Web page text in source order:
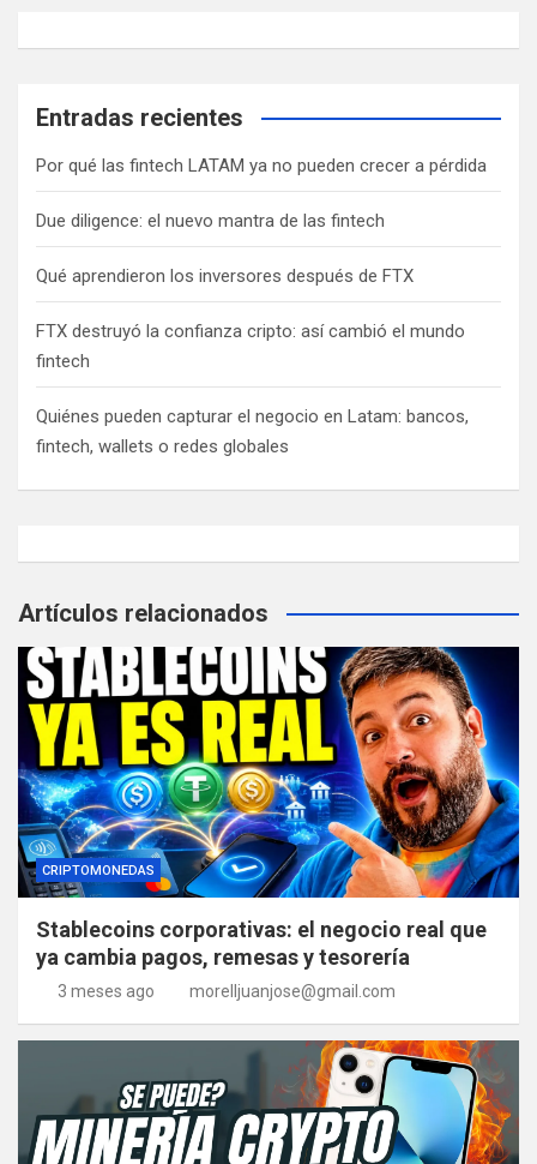
Entradas recientes
Por qué las fintech LATAM ya no pueden crecer a pérdida
Due diligence: el nuevo mantra de las fintech
Qué aprendieron los inversores después de FTX
FTX destruyó la confianza cripto: así cambió el mundo
fintech
Quiénes pueden capturar el negocio en Latam: bancos,
fintech, wallets o redes globales
Artículos relacionados
CRIPTOMONEDAS
Stablecoins corporativas: el negocio real que
ya cambia pagos, remesas y tesorería
3 meses ago morelljuanjose@gmail.com